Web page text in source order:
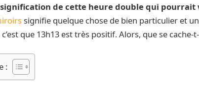
signification de cette heure double qui pourrait
signifie quelque chose de bien particulier et
que 13h13 est très positif. Alors, que se cache-
: